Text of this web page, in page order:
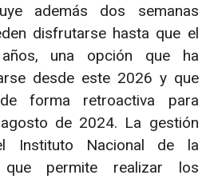
además dos semanas
disfrutarse hasta que el
una opción que ha
desde este 2026 y que
forma retroactiva para
de 2024. La gestión
Instituto Nacional de la
que permite realizar los